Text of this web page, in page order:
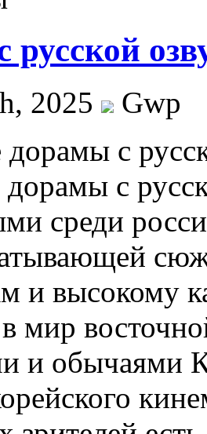
2025
Gwp
с
с
среди
и высокому
мир
и обычаями